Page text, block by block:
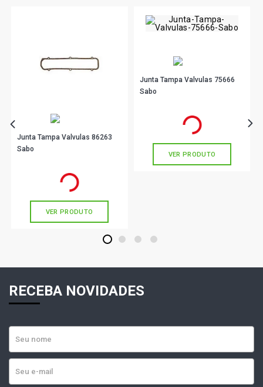
Junta Tampa Valvulas 86263
Sabo
em até 1x de
VER PRODUTO
Junta Tampa Valvulas 75666
Sabo
em até 1x de
VER PRODUTO
1 2 3 4
RECEBA NOVIDADES